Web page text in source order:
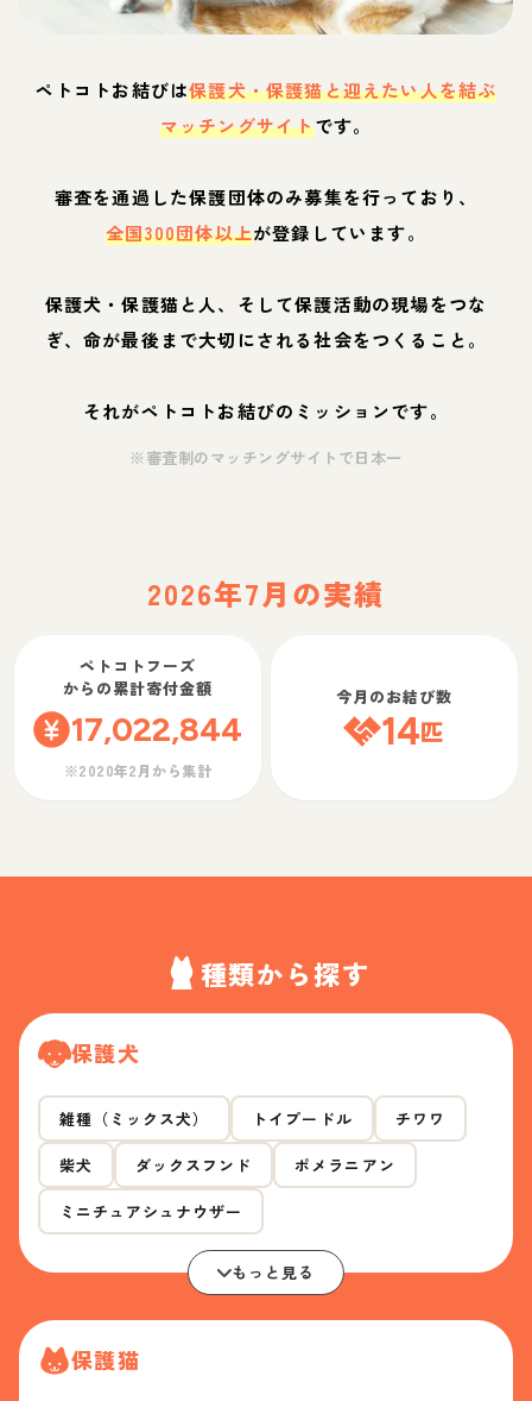
ペトコトお結びは保護犬・保護猫と迎えたい人を結ぶ
マッチングサイトです。
審査を通過した保護団体のみ募集を行っており、
全国300団体以上が登録しています。
保護犬・保護猫と人、そして保護活動の現場をつな
ぎ、命が最後まで大切にされる社会をつくること。
それがペトコトお結びのミッションです。
※審査制のマッチングサイトで日本一
2026年7月の実績
ペトコトフーズ
からの累計寄付金額
17,022,844
※2020年2月から集計
今月のお結び数
14匹
種類から探す
保護犬
雑種（ミックス犬） トイプードル チワワ
柴犬 ダックスフンド ポメラニアン
ミニチュアシュナウザー
もっと見る
保護猫